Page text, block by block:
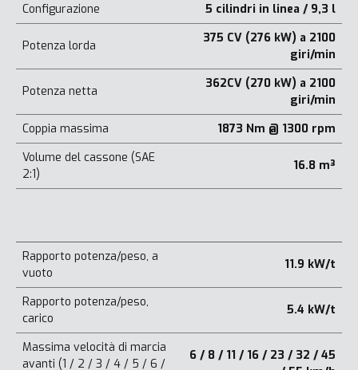
Configurazione
5 cilindri in linea / 9,3 l
Potenza lorda
375 CV (276 kW) a 2100
giri/min
Potenza netta
362CV (270 kW) a 2100
giri/min
Coppia massima
1873 Nm @ 1300 rpm
Volume del cassone (SAE
2:1)
16.8 m³
Rapporto potenza/peso, a
vuoto
11.9 kW/t
Rapporto potenza/peso,
carico
5.4 kW/t
Massima velocità di marcia
avanti (1 / 2 / 3 / 4 / 5 / 6 /
6 / 8 / 11 / 16 / 23 / 32 / 45